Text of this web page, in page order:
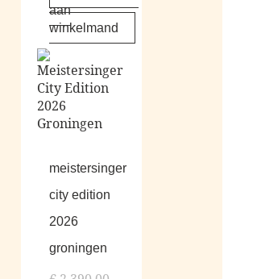
aan
winkelmand
meistersinger
city edition
2026
groningen